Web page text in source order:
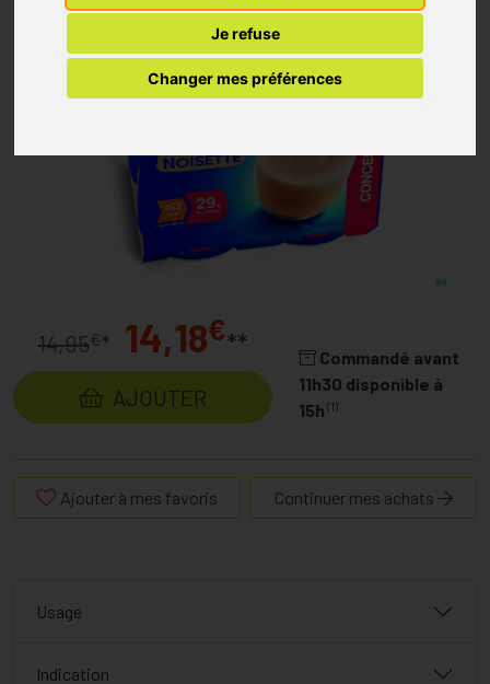
Je refuse
Changer mes préférences
14,95€* 14,18€**
AJOUTER
Commandé avant
11h30 disponible à
15h (1)
Ajouter à mes favoris Continuer mes achats
Usage
Indication